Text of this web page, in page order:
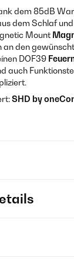
dem 85dB
dem Schlaf
Mount
den
DOF39
auch
SHD by